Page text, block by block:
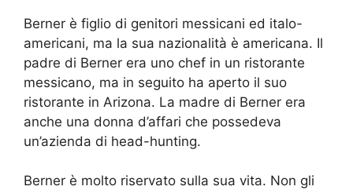
Berner è figlio di genitori messicani ed italo-
americani, ma la sua nazionalità è americana. Il
padre di Berner era uno chef in un ristorante
messicano, ma in seguito ha aperto il suo
ristorante in Arizona. La madre di Berner era
anche una donna d’affari che possedeva
un’azienda di head-hunting.
Berner è molto riservato sulla sua vita. Non gli